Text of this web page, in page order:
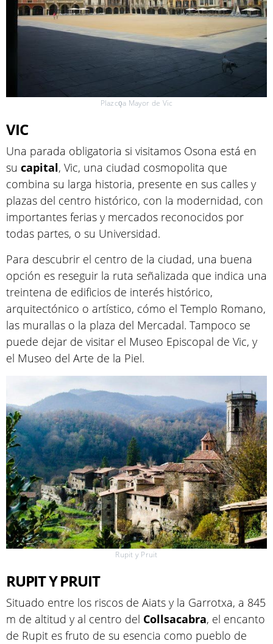
Plazco̧a Mayor de Vic
VIC
Una parada obligatoria si visitamos Osona está en
su capital, Vic, una ciudad cosmopolita que
combina su larga historia, presente en sus calles y
plazas del centro histórico, con la modernidad, con
importantes ferias y mercados reconocidos por
todas partes, o su Universidad.
Para descubrir el centro de la ciudad, una buena
opción es reseguir la ruta señalizada que indica una
treintena de edificios de interés histórico,
arquitectónico o artístico, cómo el Templo Romano,
las murallas o la plaza del Mercadal. Tampoco se
puede dejar de visitar el Museo Episcopal de Vic, y
el Museo del Arte de la Piel.
Rupit y Pruit
RUPIT Y PRUIT
Situado entre los riscos de Aiats y la Garrotxa, a 845
m de altitud y al centro del Collsacabra, el encanto
de Rupit es fruto de su esencia como pueblo de